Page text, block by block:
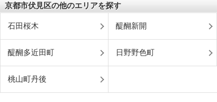
京都市伏見区の他のエリアを探す
石田桜木 醍醐新開
醍醐多近田町 日野野色町
桃山町丹後